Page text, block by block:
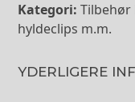
Kategori:Tilbehør
hyldeclips m.m.
YDERLIGERE